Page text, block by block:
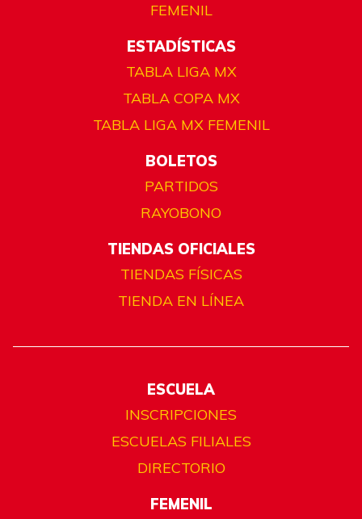
FEMENIL
ESTADÍSTICAS
TABLA LIGA MX
TABLA COPA MX
TABLA LIGA MX FEMENIL
BOLETOS
PARTIDOS
RAYOBONO
TIENDAS OFICIALES
TIENDAS FÍSICAS
TIENDA EN LÍNEA
ESCUELA
INSCRIPCIONES
ESCUELAS FILIALES
DIRECTORIO
FEMENIL